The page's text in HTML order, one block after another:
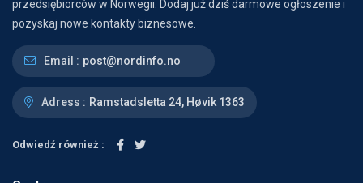
przedsiębiorców w Norwegii. Dodaj już dziś darmowe ogłoszenie i
pozyskaj nowe kontakty biznesowe.
Email : post@nordinfo.no
Adress : Ramstadsletta 24, Høvik 1363
Odwiedź również :